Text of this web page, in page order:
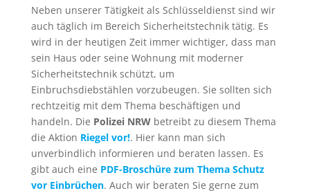
Neben unserer Tätigkeit als Schlüsseldienst sind wir
auch täglich im Bereich Sicherheitstechnik tätig. Es
wird in der heutigen Zeit immer wichtiger, dass man
sein Haus oder seine Wohnung mit moderner
Sicherheitstechnik schützt, um
Einbruchsdiebstählen vorzubeugen. Sie sollten sich
rechtzeitig mit dem Thema beschäftigen und
handeln. Die Polizei NRW betreibt zu diesem Thema
die Aktion Riegel vor!. Hier kann man sich
unverbindlich informieren und beraten lassen. Es
gibt auch eine PDF-Broschüre zum Thema Schutz
vorEinbrüchen. Auch wir beraten Sie gerne zum